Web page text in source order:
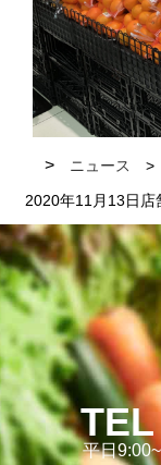
ニュース
2020年11月13日店
平日